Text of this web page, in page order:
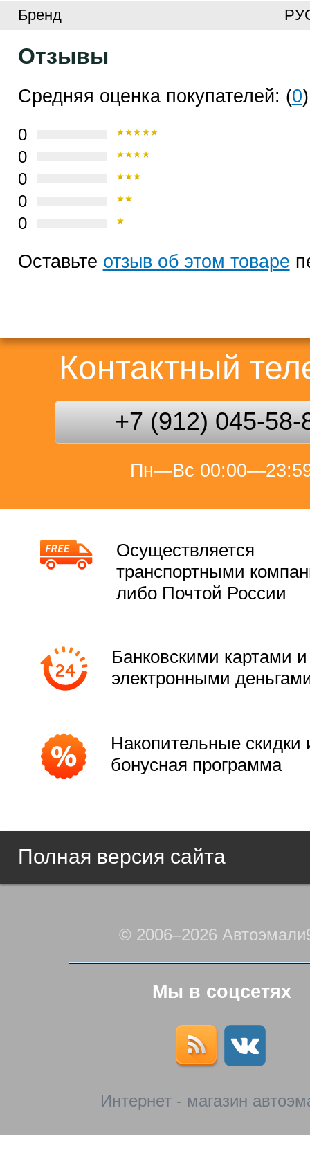
Бренд
Отзывы
Средняя оценка покупателей: (0)
0
0
0
0
0
Оставьте отзыв об этом товаре
Контактный
+7 (912) 045-58-
Пн—Вс
Осуществляется
транспортными
либо Почтой России
Банковскими картами и
электронными
Накопительные скидки
бонусная программа
Полная версия сайта
© 2006–2026
Мы в соцсетях
Интернет - магазин